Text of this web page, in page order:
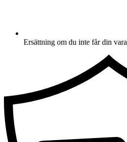
Ersättning om du inte får din vara